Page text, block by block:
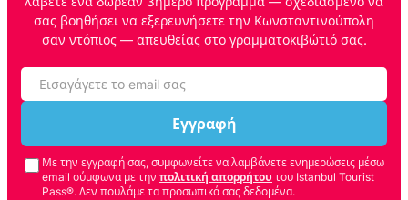
σας βοηθήσει να εξερευνήσετε την Κωνσταντινούπολη
σαν ντόπιος — απευθείας στο γραμματοκιβώτιό σας.
Εγγραφή
Με την εγγραφή σας, συμφωνείτε να λαμβάνετε ενημερώσεις μέσω
email σύμφωνα με την πολιτική απορρήτου του Istanbul Tourist
Pass®. Δεν πουλάμε τα προσωπικά σας δεδομένα.